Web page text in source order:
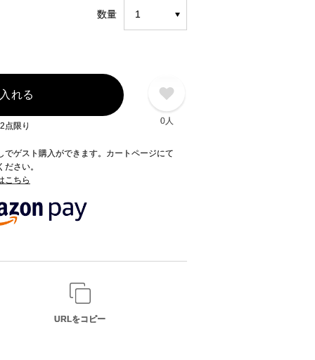
数量
れる
点限り 0人
ゲスト購入ができます。カートページにて
さい。
こちら
URLをコピー